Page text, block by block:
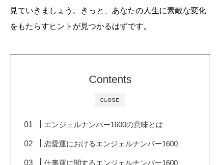
見ていきましょう。きっと、あなたの人生に素敵な変化
をもたらすヒントが見つかるはずです。
CLOSE
Contents
エンジェルナンバー1600の意味とは
恋愛運におけるエンジェルナンバー1600
仕事運に関するエンジェルナンバー1600